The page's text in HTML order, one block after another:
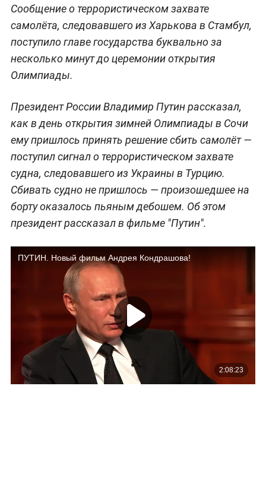
Сообщение о террористическом захвате
самолёта, следовавшего из Харькова в Стамбул,
поступило главе государства буквально за
несколько минут до церемонии открытия
Олимпиады.
Президент России Владимир Путин рассказал,
как в день открытия зимней Олимпиады в Сочи
ему пришлось принять решение сбить самолёт —
поступил сигнал о террористическом захвате
судна, следовавшего из Украины в Турцию.
Сбивать судно не пришлось — произошедшее на
борту оказалось пьяным дебошем. Об этом
президент рассказал в фильме "Путин".